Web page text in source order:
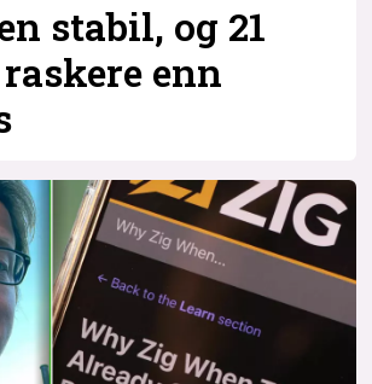
stabil, og 21
enn